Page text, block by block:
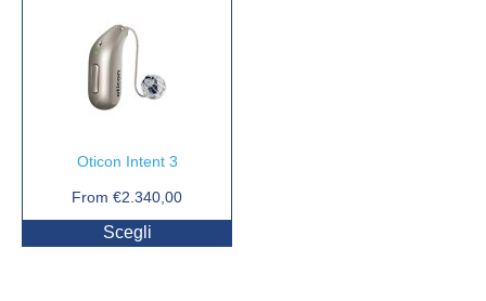
Oticon Intent 3
From €2.340,00
Scegli